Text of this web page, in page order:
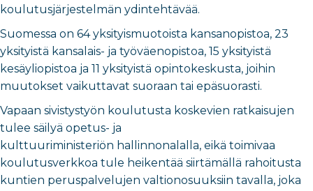
koulutusjärjestelmän ydintehtävää.
Suomessa on 64 yksityismuotoista kansanopistoa, 23
yksityistä kansalais- ja työväenopistoa, 15 yksityistä
kesäyliopistoa ja 11 yksityistä opintokeskusta, joihin
muutokset vaikuttavat suoraan tai epäsuorasti.
Vapaan sivistystyön koulutusta koskevien ratkaisujen
tulee säilyä opetus- ja
kulttuuriministeriön hallinnonalalla, eikä toimivaa
koulutusverkkoa tule heikentää siirtämällä rahoitusta
kuntien peruspalvelujen valtionosuuksiin tavalla, joka